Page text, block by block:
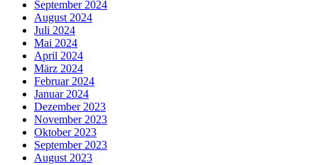
September 2024
August 2024
Juli 2024
Mai 2024
April 2024
März 2024
Februar 2024
Januar 2024
Dezember 2023
November 2023
Oktober 2023
September 2023
August 2023